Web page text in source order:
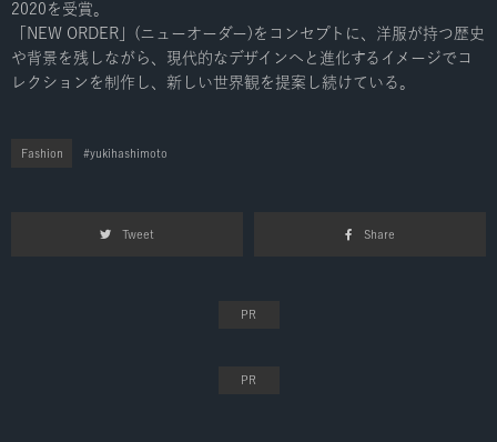
2020を受賞。
「NEW ORDER」(ニューオーダー)をコンセプトに、洋服が持つ歴史
や背景を残しながら、現代的なデザインへと進化するイメージでコ
レクションを制作し、新しい世界観を提案し続けている。
Fashion yukihashimoto
Tweet Share